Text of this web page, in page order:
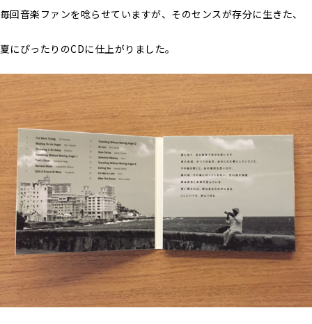
毎回音楽ファンを唸らせていますが、そのセンスが存分に生きた、
夏にぴったりのCDに仕上がりました。